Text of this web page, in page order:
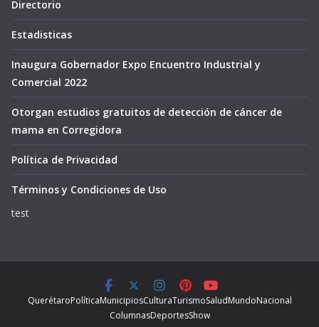
Directorio
Estadisticas
Inaugura Gobernador Expo Encuentro Industrial y
Comercial 2022
Otorgan estudios gratuitos de detección de cáncer de
mama en Corregidora
Política de Privacidad
Términos y Condiciones de Uso
test
QuerétaroPolíticaMunicipiosCulturaTurismoSaludMundoNacional
ColumnasDeportesShow